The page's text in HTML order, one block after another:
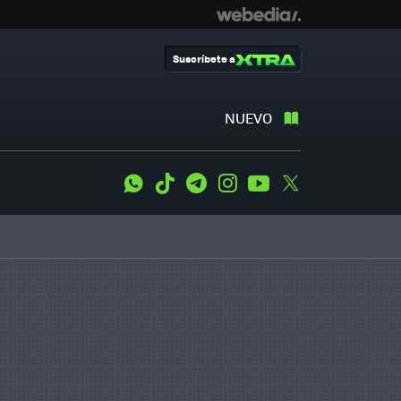
NUEVO
Suscríbete a
WhatsApp
Tiktok TelegramInstagramYoutube